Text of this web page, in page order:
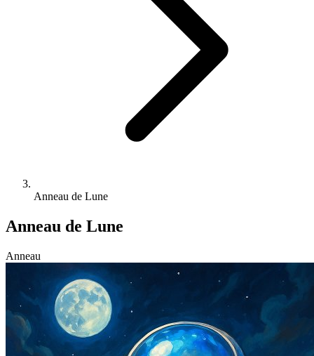
Anneau de Lune
Anneau de Lune
Anneau